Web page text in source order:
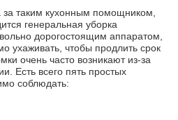
за таким кухонным помощником,
генеральная уборка
дорогостоящим аппаратом,
ухаживать, чтобы продлить срок
очень часто возникают из-за
Есть всего пять простых
соблюдать: